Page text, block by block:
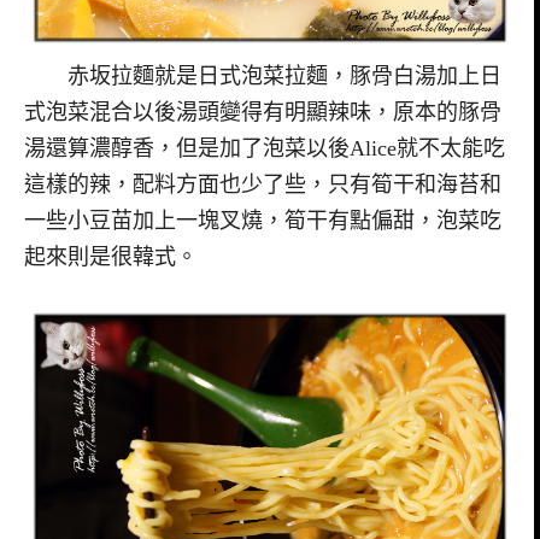
赤坂拉麵就是日式泡菜拉麵，豚骨白湯加上日
式泡菜混合以後湯頭變得有明顯辣味，原本的豚骨
湯還算濃醇香，但是加了泡菜以後Alice就不太能吃
這樣的辣，配料方面也少了些，只有筍干和海苔和
一些小豆苗加上一塊叉燒，筍干有點偏甜，泡菜吃
起來則是很韓式。